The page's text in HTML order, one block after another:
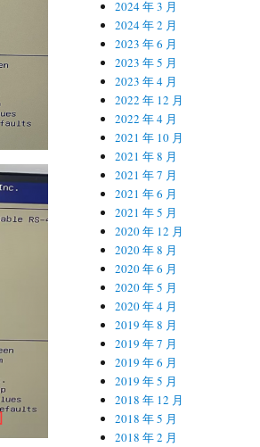
2024 年 3 月
2024 年 2 月
2023 年 6 月
2023 年 5 月
2023 年 4 月
2022 年 12 月
2022 年 4 月
2021 年 10 月
2021 年 8 月
2021 年 7 月
2021 年 6 月
2021 年 5 月
2020 年 12 月
2020 年 8 月
2020 年 6 月
2020 年 5 月
2020 年 4 月
2019 年 8 月
2019 年 7 月
2019 年 6 月
2019 年 5 月
2018 年 12 月
2018 年 5 月
2018 年 2 月